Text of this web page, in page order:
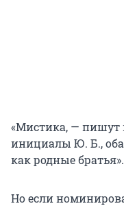
«Мистика, — пишут
инициалы Ю. Б.,
как родные братья».
Но если